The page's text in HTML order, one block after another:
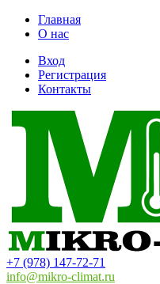
Главная
О нас
Вход
Регистрация
Контакты
+7 (978) 147-72-71
info@mikro-climat.ru